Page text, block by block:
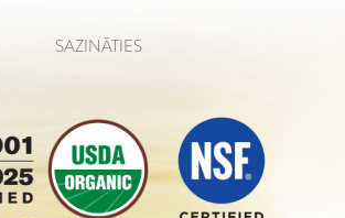
SAZINĀTIES